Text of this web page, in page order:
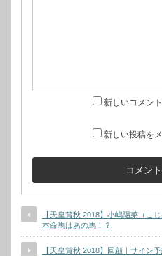
新しいコメン
新しい投稿を
【天皇賞秋 2018】小嶋陽菜（こ
本命馬はあの馬！？
【天皇賞秋 2018】回顧｜サイン